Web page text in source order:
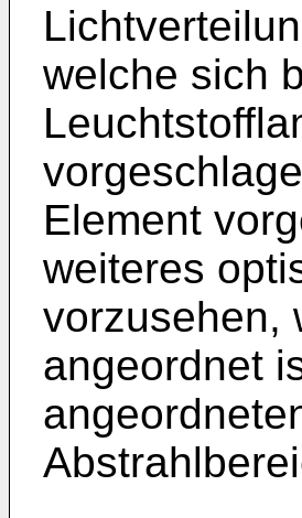
welche sich
Element
weiteres
vorzusehen,
angeordnet